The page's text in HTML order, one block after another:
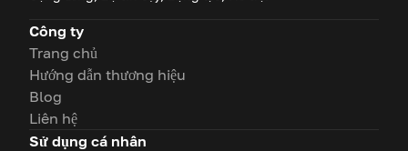
Công ty
Trang chủ
Hướng dẫn thương hiệu
Blog
Liên hệ
Sử dụng cá nhân